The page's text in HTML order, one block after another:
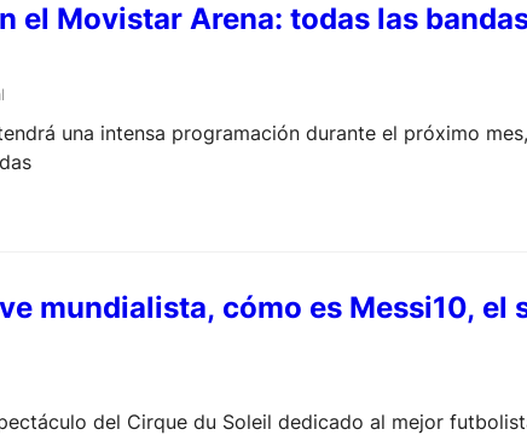
el Movistar Arena: todas las
una intensa programación durante el próximo
mundialista, cómo es Messi10,
del Cirque du Soleil dedicado al mejor